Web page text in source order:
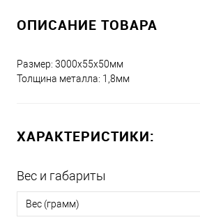
ОПИСАНИЕ ТОВАРА
Размер: 3000х55х50мм
Толщина металла: 1,8мм
ХАРАКТЕРИСТИКИ:
Вес и габариты
Вес (грамм)